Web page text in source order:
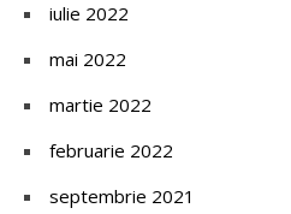
iulie 2022
mai 2022
martie 2022
februarie 2022
septembrie 2021